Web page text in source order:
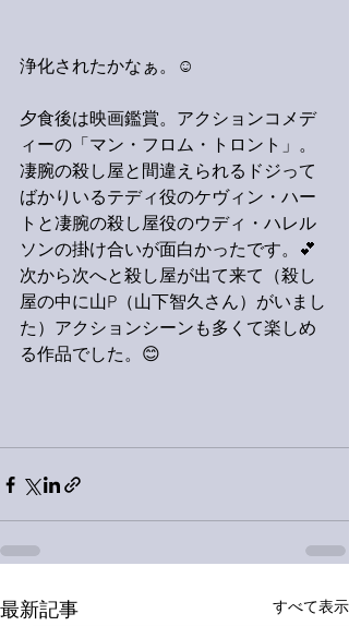
浄化されたかなぁ。☺️
夕食後は映画鑑賞。アクションコメデ
ィーの「マン・フロム・トロント」。
凄腕の殺し屋と間違えられるドジって
ばかりいるテディ役のケヴィン・ハー
トと凄腕の殺し屋役のウディ・ハレル
ソンの掛け合いが面白かったです。💕
次から次へと殺し屋が出て来て（殺し
屋の中に山P（山下智久さん）がいまし
た）アクションシーンも多くて楽しめ
る作品でした。😊
最新記事 すべて表示